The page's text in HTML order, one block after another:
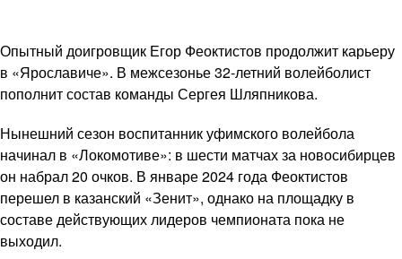
Опытный доигровщик Егор Феоктистов продолжит карьеру
в «Ярославиче». В межсезонье 32-летний волейболист
пополнит состав команды Сергея Шляпникова.
Нынешний сезон воспитанник уфимского волейбола
начинал в «Локомотиве»: в шести матчах за новосибирцев
он набрал 20 очков. В январе 2024 года Феоктистов
перешел в казанский «Зенит», однако на площадку в
составе действующих лидеров чемпионата пока не
выходил.